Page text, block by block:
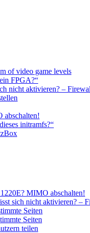
of video game levels
FPGA?“
nicht aktivieren? –
abschalten!
initramfs?“
MIMO abschalten!
sich nicht aktivieren? –
Seiten
Seiten
teilen